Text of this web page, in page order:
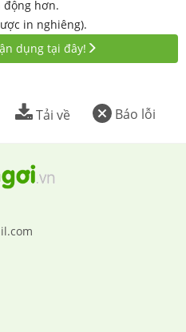
động hơn.
in nghiêng).
dụng tại đây!
Báo lỗi
Tải về